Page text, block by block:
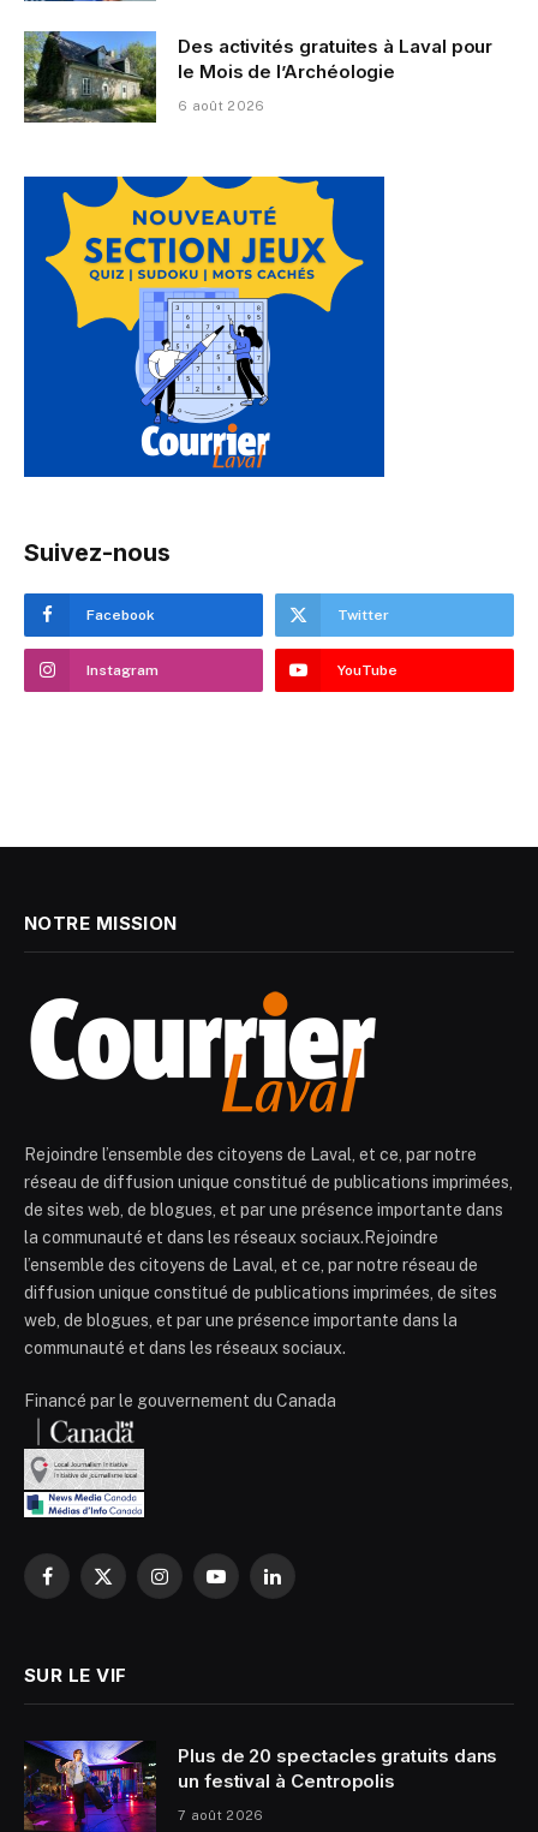
Des activités gratuites à Laval pour
le Mois de l’Archéologie
6 août 2026
Suivez-nous
Facebook Twitter
Instagram YouTube
NOTRE MISSION
Rejoindre l’ensemble des citoyens de Laval, et ce, par notre
réseau de diffusion unique constitué de publications imprimées,
de sites web, de blogues, et par une présence importante dans
la communauté et dans les réseaux sociaux.Rejoindre
l’ensemble des citoyens de Laval, et ce, par notre réseau de
diffusion unique constitué de publications imprimées, de sites
web, de blogues, et par une présence importante dans la
communauté et dans les réseaux sociaux.
Financé par le gouvernement du Canada
Facebook
X
InstagramYouTubeLinkedIn
SUR LE VIF
Plus de 20 spectacles gratuits dans
un festival à Centropolis
7 août 2026